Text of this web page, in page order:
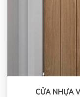
CỬA NHỰA